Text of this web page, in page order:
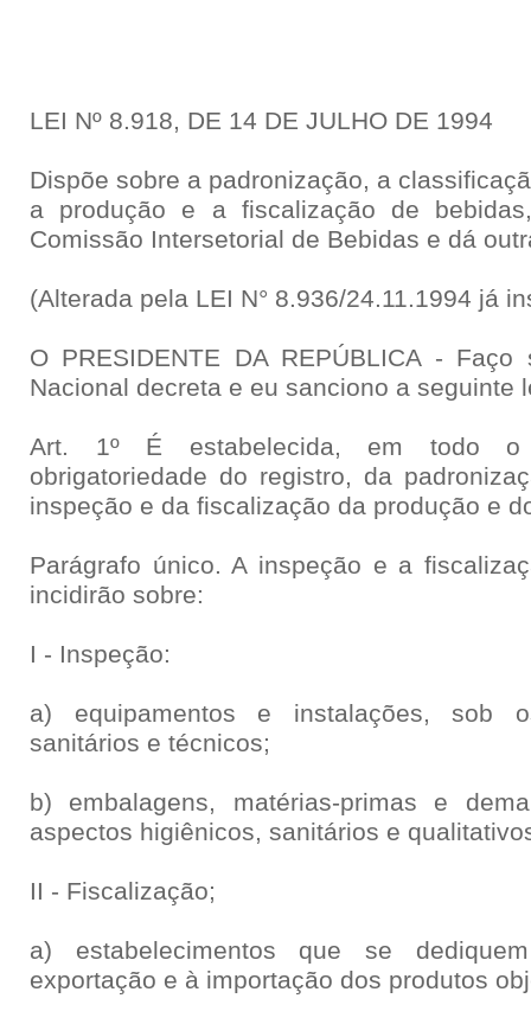
LEI Nº 8.918, DE 14 DE JULHO DE 1994
Dispõe sobre a padronização, a
a produção e a fiscalização de
Comissão Intersetorial de Bebidas e dá
(Alterada pela LEI N° 8.936/24.11.1994 já
O PRESIDENTE DA REPÚBLICA -
Nacional decreta e eu sanciono a seguinte
Art. 1º É estabelecida, em todo o
obrigatoriedade do registro, da
inspeção e da fiscalização da produção e
Parágrafo único. A inspeção e a
incidirão sobre:
I - Inspeção:
a) equipamentos e instalações, sob
sanitários e técnicos;
b) embalagens, matérias-primas e
aspectos higiênicos, sanitários e
II - Fiscalização;
a) estabelecimentos que se
exportação e à importação dos produtos